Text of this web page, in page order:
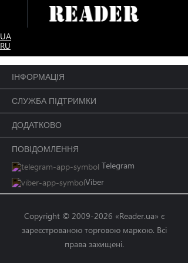
UA
RU
ІНФОРМАЦІЯ
СЛУЖБА ПІДТРИМКИ
ДОДАТКОВО
ПОВІДОМЛЕННЯ
Telegram
Viber
Copyright © 2009-2026 «Reader.ua» є
зареєстрованою торговою маркою. Всі
права захищені.